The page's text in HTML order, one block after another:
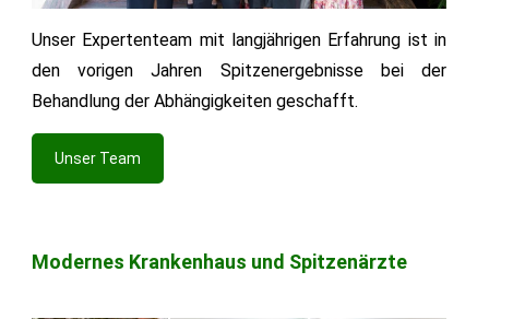
Unser Expertenteam mit langjährigen Erfahrung ist in
den vorigen Jahren Spitzenergebnisse bei der
Behandlung der Abhängigkeiten geschafft.
Unser Team
Modernes Krankenhaus und Spitzenärzte